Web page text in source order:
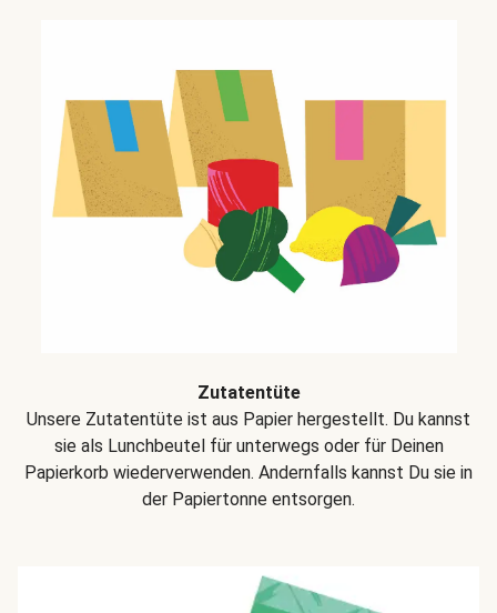
Zutatentüte
Unsere Zutatentüte ist aus Papier hergestellt. Du kannst
sie als Lunchbeutel für unterwegs oder für Deinen
Papierkorb wiederverwenden. Andernfalls kannst Du sie in
der Papiertonne entsorgen.